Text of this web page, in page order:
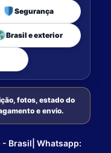
Segurança
Brasil e exterior
fotos, estado do
e envio.
- Brasil| Whatsapp: